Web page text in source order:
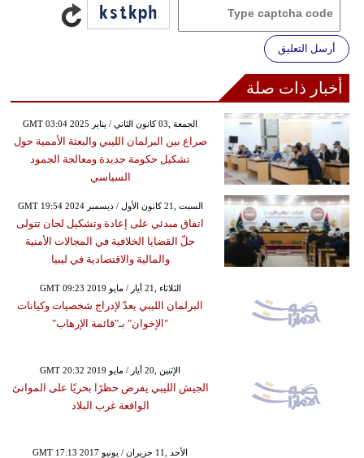
أرسل التعليق
أخبار ذات صلة
GMT 03:04 2025 الجمعة ,03 كانون الثاني / يناير
صراع بين البرلمان الليبي والبعثة الأممية حول
تشكيل حكومة جديدة ومعالجة الجمود
السياسي
GMT 19:54 2024 السبت ,21 كانون الأول / ديسمبر
اتفاق مبدئي على إعادة وتشكيل لجان تتولى
حلّ القضايا الخلافية في المجالات الأمنية
والمالية والاقتصادية في ليبيا
GMT 09:23 2019 الثلاثاء ,21 أيار / مايو
البرلمان الليبي يعدّ لإدراج شخصيات وكيانات
"الإخوان" بـ"قائمة الإرهاب"
GMT 20:32 2019 الإثنين ,20 أيار / مايو
الجيش الليبي يفرض حظرًا بحريًا على الموانئ
الواقعة غرب البلاد
GMT 17:13 2017 الأحد ,11 حزيران / يونيو